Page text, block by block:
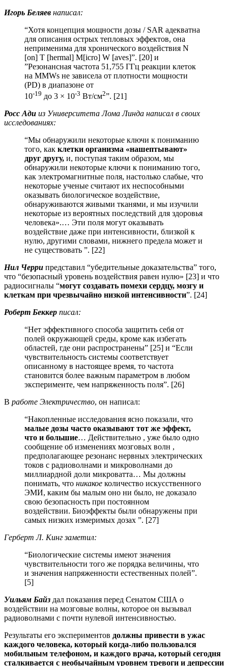
Игорь Беляев написал:
“Хотя концепция мощности дозы / SAR адекватна
для описания острых тепловых эффектов, она
неприменима для хронического воздействия N
[on] T [hermal] M[icro] W [aves]”. [20] и
”Резонансная частота 51,755 ГГц реакции клеток
на MMWs не зависела от плотности мощности
(PD) в диапазоне от
10-19 до 3 × 10-3 Вт/см2”. [21]
Росс Ади из Университета Лома Линда написал в своих
исследованиях:
“Мы обнаружили некоторые ключи к пониманию
того, как клетки организма «нашептывают»
друг другу, и, поступая таким образом, мы
обнаружили некоторые ключи к пониманию того,
как электромагнитные поля, настолько слабые, что
некоторые ученые считают их неспособными
оказывать биологическое воздействие,
обнаруживаются живыми тканями, и мы изучили
некоторые из вероятных последствий для здоровья
человека».… Эти поля могут оказывать
воздействие даже при интенсивности, близкой к
нулю, другими словами, нижнего предела может и
не существовать ”. [22]
Нил Черри представил “убедительные доказательства” того,
что “безопасный уровень воздействия равен нулю» [23] и что
радиосигналы “могут создавать помехи сердцу, мозгу и
клеткам при чрезвычайно низкой интенсивности”. [24]
Роберт Беккер писал:
“Нет эффективного способа защитить себя от
полей окружающей среды, кроме как избегать
областей, где они распространены” [25] и “Если
чувствительность системы соответствует
описанному в настоящее время, то частота
становится более важным параметром в любом
эксперименте, чем напряженность поля”. [26]
В работе Электричество, он написал:
“Накопленные исследования ясно показали, что
малые дозы часто оказывают тот же эффект,
что и большие… Действительно , уже было одно
сообщение об изменениях мозговых волн ,
предполагающее резонанс нервных электрических
токов с радиоволнами и микроволнами до
миллиардной доли микроватта… Мы должны
понимать, что никакое количество искусственного
ЭМИ, каким бы малым оно ни было, не доказало
свою безопасность при постоянном
воздействии. Биоэффекты были обнаружены при
самых низких измеримых дозах ”. [27]
Герберт Л. Кинг заметил:
“Биологические системы имеют значения
чувствительности того же порядка величины, что
и значения напряженности естественных полей”.
[5]
Уильям Байз дал показания перед Сенатом США о
воздействии на мозговые волны, которое он вызывал
радиоволнами с почти нулевой интенсивностью.
Результаты его экспериментов должны привести в ужас
каждого человека, который когда-либо пользовался
мобильным телефоном, и каждого врача, который сегодня
сталкивается с необычайным уровнем тревоги и депрессии